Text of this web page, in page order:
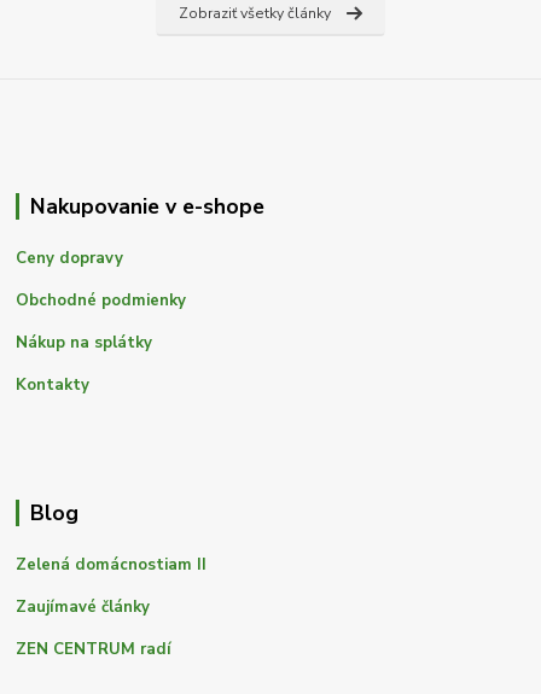
Zobraziť všetky články
Nakupovanie v e-shope
Ceny dopravy
Obchodné podmienky
Nákup na splátky
Kontakty
Blog
Zelená domácnostiam II
Zaujímavé články
ZEN CENTRUM radí